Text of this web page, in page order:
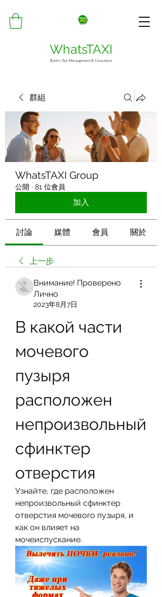
WhatsTAXI
©Jolin Taxi Management & Consultant
群組
WhatsTAXI Group
公開 · 81 位會員
加入
討論 媒體 會員 關於
上一步
Внимание! Проверено
Лично
2023年8月7日
В какой части
мочевого
пузыря
расположен
непроизвольный
сфинктер
отверстия
Узнайте, где расположен
непроизвольный сфинктер
отверстия мочевого пузыря, и
как он влияет на
мочеиспускание.